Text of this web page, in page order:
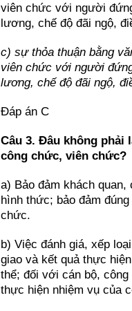
viên chức với người
lương, chế độ đãi ngộ,
c) sự thỏa thuận bằng
viên chức với người
lương, chế độ đãi ngộ,
Đáp án C
Câu 3. Đâu không phải
công chức, viên chức?
a) Bảo đảm khách
hình thức; bảo đảm
chức.
b) Việc đánh giá, xếp
giao và kết quả thực
thể; đối với cán bộ,
thực hiện nhiệm vụ của